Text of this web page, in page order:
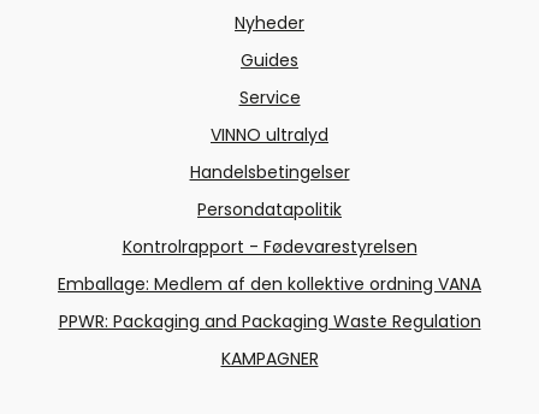
Nyheder
Guides
Service
VINNO ultralyd
Handelsbetingelser
Persondatapolitik
Kontrolrapport - Fødevarestyrelsen
Emballage: Medlem af den kollektive ordning VANA
PPWR: Packaging and Packaging Waste Regulation
KAMPAGNER